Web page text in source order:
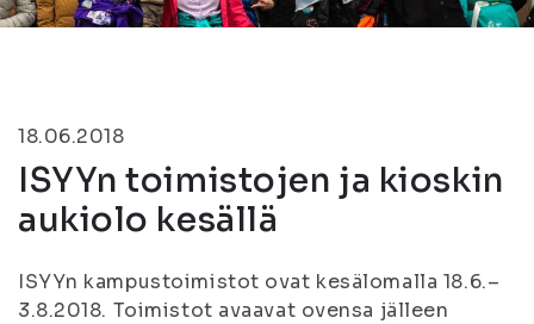
18.06.2018
ISYYn toimistojen ja kioskin
aukiolo kesällä
ISYYn kampustoimistot ovat kesälomalla 18.6.–
3.8.2018. Toimistot avaavat ovensa jälleen